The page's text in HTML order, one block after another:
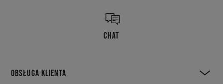
CHAT
OBSŁUGA KLIENTA